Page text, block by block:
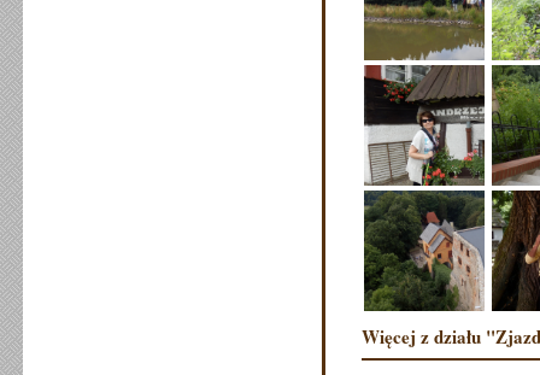
Więcej z działu